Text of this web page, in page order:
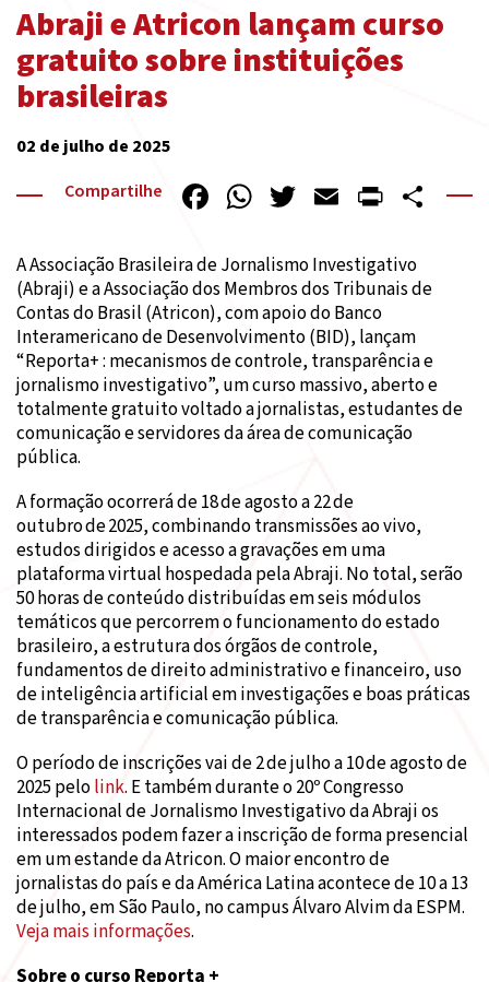
Abraji e Atricon lançam curso
gratuito sobre instituições
brasileiras
02 de julho de 2025
Compartilhe
Facebook
WhatsApp
Twitter
Email
A Associação Brasileira de Jornalismo Investigativo
(Abraji) e a Associação dos Membros dos Tribunais de
Contas do Brasil (Atricon), com apoio do Banco
Interamericano de Desenvolvimento (BID), lançam
“Reporta+ : mecanismos de controle, transparência e
jornalismo investigativo”, um curso massivo, aberto e
totalmente gratuito voltado a jornalistas, estudantes de
comunicação e servidores da área de comunicação
pública.
A formação ocorrerá de 18 de agosto a 22 de
outubro de 2025, combinando transmissões ao vivo,
estudos dirigidos e acesso a gravações em uma
plataforma virtual hospedada pela Abraji. No total, serão
50 horas de conteúdo distribuídas em seis módulos
temáticos que percorrem o funcionamento do estado
brasileiro, a estrutura dos órgãos de controle,
fundamentos de direito administrativo e financeiro, uso
de inteligência artificial em investigações e boas práticas
de transparência e comunicação pública.
O período de inscrições vai de 2 de julho a 10 de agosto de
2025 pelolink. E também durante o 20º Congresso
Internacional de Jornalismo Investigativo da Abraji os
interessados podem fazer a inscrição de forma presencial
em um estande da Atricon. O maior encontro de
jornalistas do país e da América Latina acontece de 10 a 13
de julho, em São Paulo, no campus Álvaro Alvim da ESPM.
Veja mais informações.
Sobre o curso Reporta +